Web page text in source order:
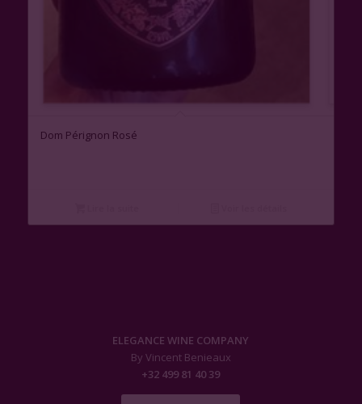
Dom Pérignon Rosé
ELEGANCE WINE COMPANY
By Vincent Benieaux
+32 499 81 40 39